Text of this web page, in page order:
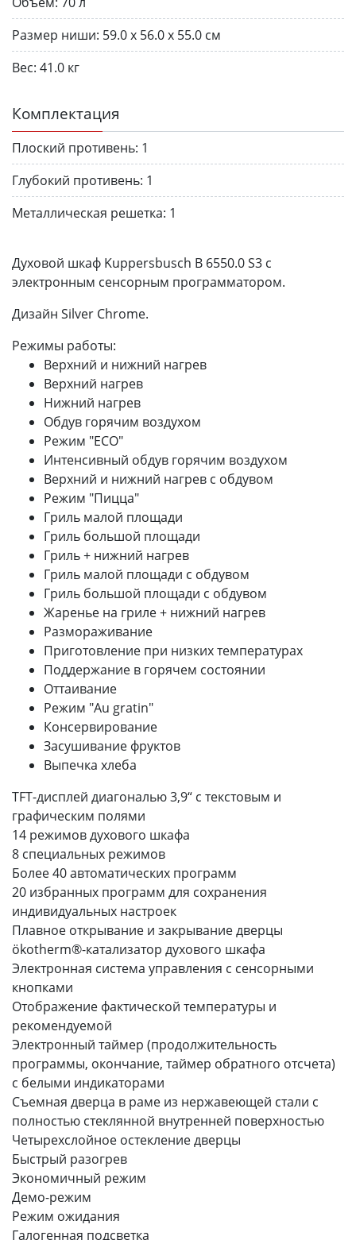
Размер ниши: 59.0 x 56.0 x 55.0 см
Вес: 41.0 кг
Комплектация
Плоский противень: 1
Глубокий противень: 1
Металлическая решетка: 1
Духовой шкаф Kuppersbusch B 6550.0 S3 с
электронным сенсорным программатором.
Дизайн Silver Chrome.
Режимы работы:
Верхний и нижний нагрев
Верхний нагрев
Нижний нагрев
Обдув горячим воздухом
Режим "ECO"
Интенсивный обдув горячим воздухом
Верхний и нижний нагрев с обдувом
Режим "Пицца"
Гриль малой площади
Гриль большой площади
Гриль + нижний нагрев
Гриль малой площади с обдувом
Гриль большой площади с обдувом
Жаренье на гриле + нижний нагрев
Размораживание
Приготовление при низких температурах
Поддержание в горячем состоянии
Оттаивание
Режим "Au gratin"
Консервирование
Засушивание фруктов
Выпечка хлеба
TFT-дисплей диагональю 3,9“ с текстовым и
графическим полями
14 режимов духового шкафа
8 специальных режимов
Более 40 автоматических программ
20 избранных программ для сохранения
индивидуальных настроек
Плавное открывание и закрывание дверцы
ökotherm®-катализатор духового шкафа
Электронная система управления с сенсорными
кнопками
Отображение фактической температуры и
рекомендуемой
Электронный таймер (продолжительность
программы, окончание, таймер обратного отсчета)
с белыми индикаторами
Съемная дверца в раме из нержавеющей стали с
полностью стеклянной внутренней поверхностью
Четырехслойное остекление дверцы
Быстрый разогрев
Экономичный режим
Демо-режим
Режим ожидания
Галогенная подсветка